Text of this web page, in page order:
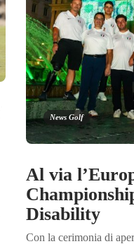
News Golf
Al via
Disability
Con la cerimonia di